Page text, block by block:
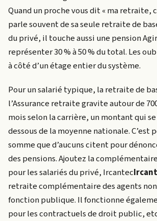
Quand un proche vous dit « ma retraite,
parle souvent de sa seule retraite de
du privé, il touche aussi une pension
représenter 30 % à 50 % du total. Les
à côté d’un étage entier du système.
Pour un salarié typique, la retraite de
l’Assurance retraite gravite autour de
mois selon la carrière, un montant qui
dessous de la moyenne nationale.
somme que d’aucuns citent pour
des pensions. Ajoutez la
pour les salariés du privé, Ircantec
retraite complémentaire des agents
fonction publique. Il fonctionne
pour les contractuels de droit public,